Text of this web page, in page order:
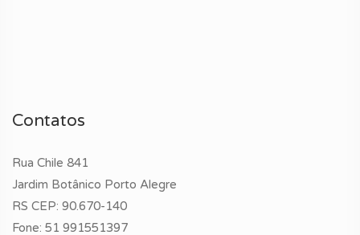
Contatos
Rua Chile 841
Jardim Botânico Porto Alegre
RS CEP: 90.670-140
Fone: 51 991551397